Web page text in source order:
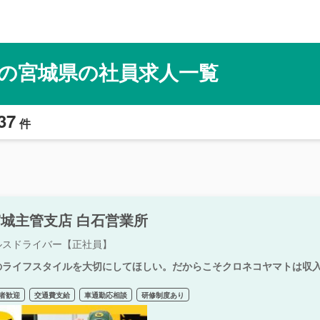
宮城県の社員求人一覧
件
主管支店 白石営業所
ドライバー【正社員】
イフスタイルを大切にしてほしい。だからこそクロネコヤマトは収
歓迎 交通費支給 車通勤応相談 研修制度あり